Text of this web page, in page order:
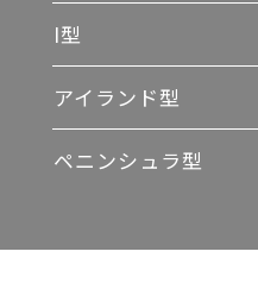
I型
アイランド型
ペニンシュラ型